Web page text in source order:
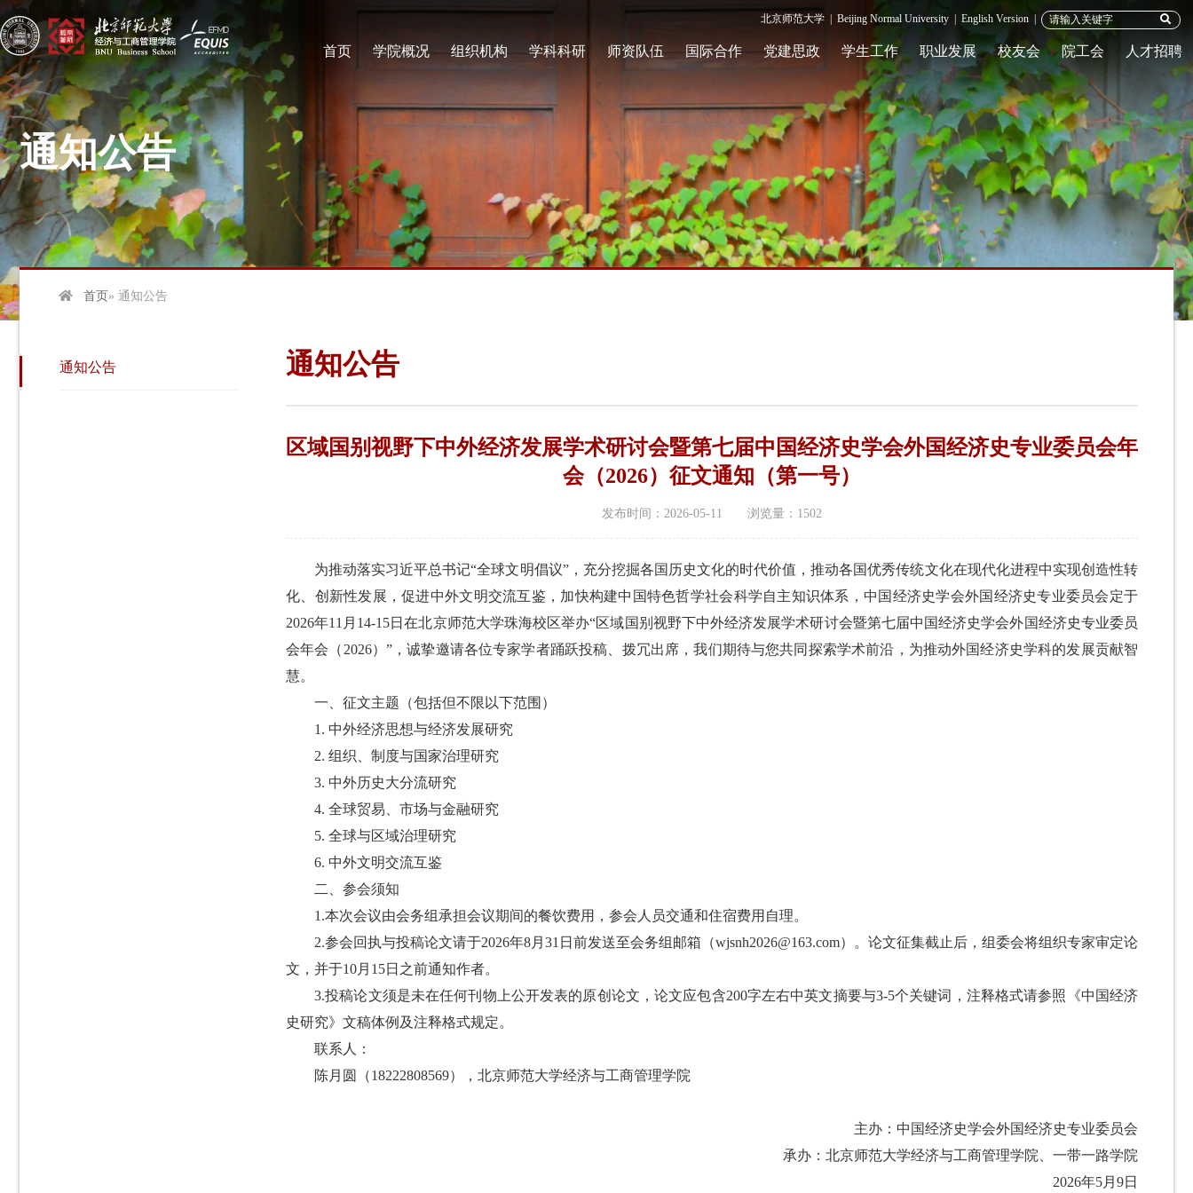
首页 学院概况 组织机构 学科科研 师资队伍 国际合作 党建思政 学生工作 职业发展 校友会 院工会 人才招聘
北京师范大学 Beijing Normal University English Version |
通知公告
首页» 通知公告
通知公告 通知公告
区域国别视野下中外经济发展学术研讨会暨第七届中国经济史学会外国经济史专业委员会年
会（2026）征文通知（第一号）
发布时间：2026-05-11 浏览量： 1502
为推动落实习近平总书记“全球文明倡议”，充分挖掘各国历史文化的时代价值，推动各国优秀传统文化在现代化进程中实现创造性转
化、创新性发展，促进中外文明交流互鉴，加快构建中国特色哲学社会科学自主知识体系，中国经济史学会外国经济史专业委员会定于
2026年11月14-15日在北京师范大学珠海校区举办“区域国别视野下中外经济发展学术研讨会暨第七届中国经济史学会外国经济史专业委员
会年会（2026）”，诚挚邀请各位专家学者踊跃投稿、拨冗出席，我们期待与您共同探索学术前沿，为推动外国经济史学科的发展贡献智
慧。
一、征文主题（包括但不限以下范围）
1. 中外经济思想与经济发展研究
2. 组织、制度与国家治理研究
3. 中外历史大分流研究
4. 全球贸易、市场与金融研究
5. 全球与区域治理研究
6. 中外文明交流互鉴
二、参会须知
1.本次会议由会务组承担会议期间的餐饮费用，参会人员交通和住宿费用自理。
2.参会回执与投稿论文请于2026年8月31日前发送至会务组邮箱（wjsnh2026@163.com）。论文征集截止后，组委会将组织专家审定论
文，并于10月15日之前通知作者。
3.投稿论文须是未在任何刊物上公开发表的原创论文，论文应包含200字左右中英文摘要与3-5个关键词，注释格式请参照《中国经济
史研究》文稿体例及注释格式规定。
联系人：
陈月圆（18222808569），北京师范大学经济与工商管理学院
主办：中国经济史学会外国经济史专业委员会
承办：北京师范大学经济与工商管理学院、一带一路学院
2026年5月9日